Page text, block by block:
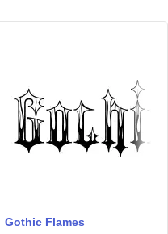
Gothic Flames